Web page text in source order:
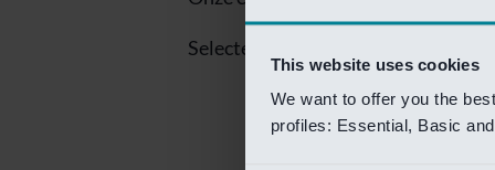
This website uses cookies
We want to offer you the
profiles: Essential, Basic
Selecteer een van de login opties